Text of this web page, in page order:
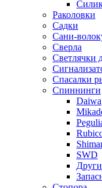
Раколовки
Садки
Сани-
Сверла
Светлячки
Спасалки
Спиннинги
Daiwa
SWD